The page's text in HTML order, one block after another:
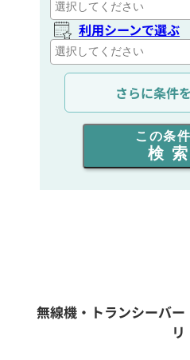
利用シーンで選ぶ
通信距離を選ぶ
出力を選ぶ
同時通話人数を選
フリーワード入力(
さらに条件
この条
検索
無線機・トランシーバ
リ